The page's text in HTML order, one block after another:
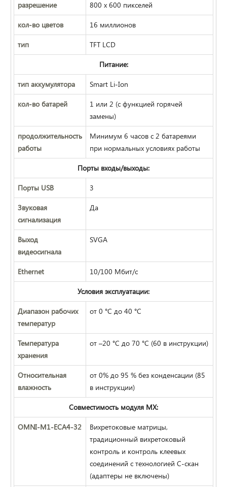
разрешение 800 х 600 пикселей
кол-во цветов 16 миллионов
тип TFT LCD
Питание:
тип аккумулятора Smart Li-Ion
кол-во батарей
1 или 2 (с функцией горячей
замены)
продолжительность
работы
Минимум 6 часов с 2 батареями
при нормальных условиях работы
Порты входы/выходы:
Порты USB 3
Звуковая
сигнализация
Да
Выход
видеосигнала
SVGA
Ethernet 10/100 Мбит/с
Условия эксплуатации:
Диапазон рабочих
температур
от 0 °C до 40 °C
Температура
хранения
от –20 °C до 70 °C (60 в инструкции)
Относительная
влажность
от 0% до 95 % без конденсации (85
в инструкции)
Совместимость модуля MX:
OMNI-M1-ECA4-32
Вихретоковые матрицы,
традиционный вихретоковый
контроль и контроль клеевых
соединений с технологией С-скан
(адаптеры не включены)